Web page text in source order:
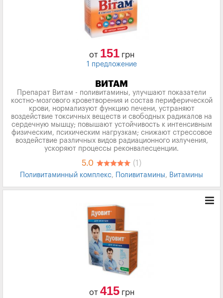
от 151грн
1 предложение
ВИТАМ
Препарат Витам - поливитамины, улучшают показатели
костно-мозгового кроветворения и состав периферической
крови, нормализуют функцию печени, устраняют
воздействие токсичных веществ и свободных радикалов на
сердечную мышцу; повышают устойчивость к интенсивным
физическим, психическим нагрузкам; снижают стрессовое
воздействие различных видов радиационного излучения,
ускоряют процессы реконвалесценции.
5.0 (1)
Поливитаминный комплекс, Поливитамины, Витамины
от 415грн